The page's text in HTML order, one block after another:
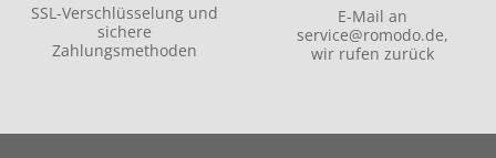
SSL-Verschlüsselung und
sichere
Zahlungsmethoden
E-Mail an
service@romodo.de,
wir rufen zurück